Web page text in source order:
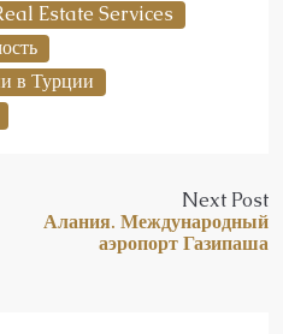
Estate Services
в Турции
Next Post
Алания. Международный
аэропорт Газипаша